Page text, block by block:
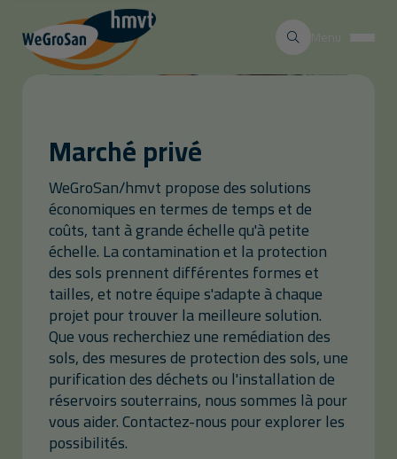
Menu
Marché privé
WeGroSan/hmvt propose des solutions
économiques en termes de temps et de
coûts, tant à grande échelle qu'à petite
échelle. La contamination et la protection
des sols prennent différentes formes et
tailles, et notre équipe s'adapte à chaque
projet pour trouver la meilleure solution.
Que vous recherchiez une remédiation des
sols, des mesures de protection des sols, une
purification des déchets ou l'installation de
réservoirs souterrains, nous sommes là pour
vous aider. Contactez-nous pour explorer les
possibilités.